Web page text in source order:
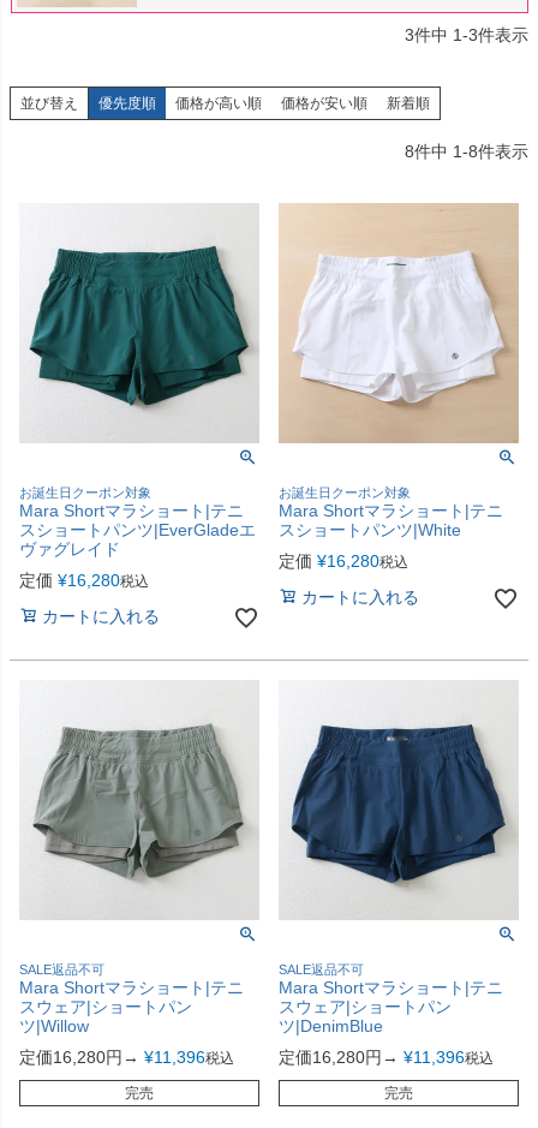
3件中 1-3件表示
並び替え 優先度順 価格が高い順 価格が安い順 新着順
8件中 1-8件表示
お誕生日クーポン対象
Mara Shortマラショート|テニ
スショートパンツ|EverGladeエ
ヴァグレイド
定価 ¥16,280税込
カートに入れる
お誕生日クーポン対象
Mara Shortマラショート|テニ
スショートパンツ|White
定価 ¥16,280税込
カートに入れる
SALE返品不可
Mara Shortマラショート|テニ
スウェア|ショートパン
ツ|Willow
定価16,280円→ ¥11,396税込
完売
SALE返品不可
Mara Shortマラショート|テニ
スウェア|ショートパン
ツ|DenimBlue
定価16,280円→ ¥11,396税込
完売